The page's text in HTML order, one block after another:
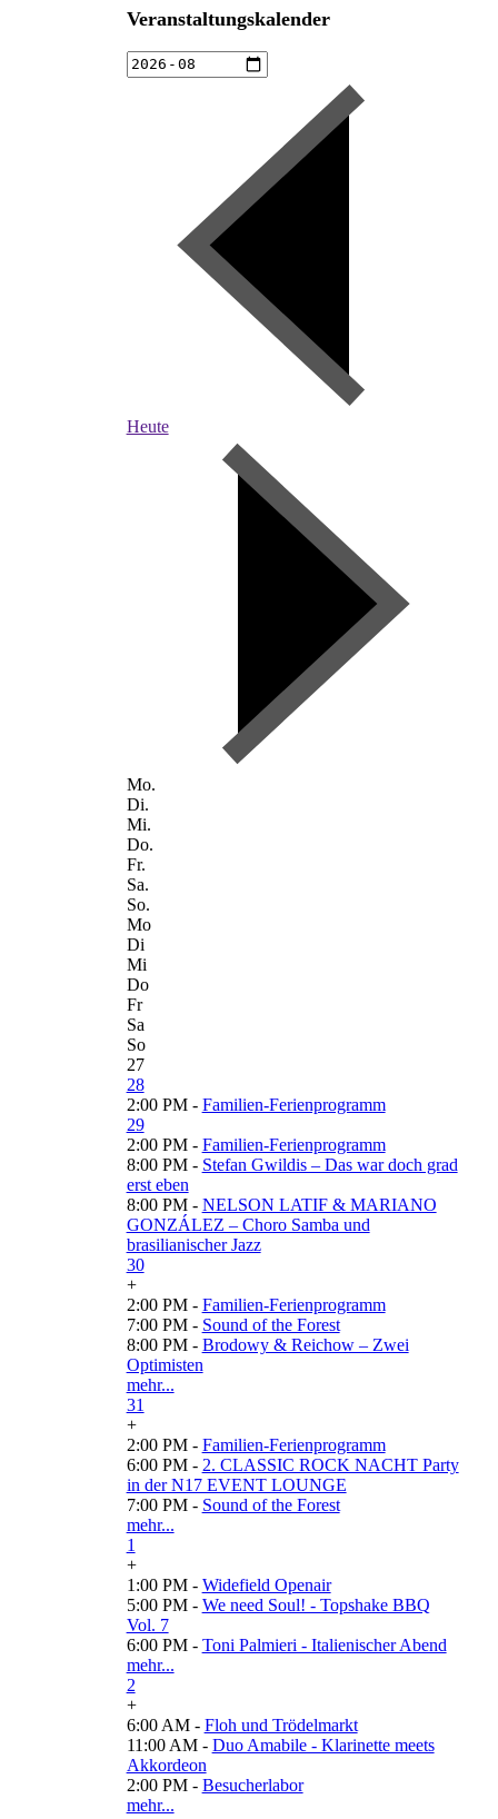
Veranstaltungskalender
Heute
Mo.
Di.
Mi.
Do.
Fr.
Sa.
So.
Mo
Di
Mi
Do
Fr
Sa
So
27
28
2:00 PM - Familien-Ferienprogramm
29
2:00 PM - Familien-Ferienprogramm
8:00 PM - Stefan Gwildis – Das war doch grad
erst eben
8:00 PM - NELSON LATIF & MARIANO
GONZÁLEZ – Choro Samba und
brasilianischer Jazz
30
+
2:00 PM - Familien-Ferienprogramm
7:00 PM - Sound of the Forest
8:00 PM - Brodowy & Reichow – Zwei
Optimisten
mehr...
31
+
2:00 PM - Familien-Ferienprogramm
6:00 PM - 2. CLASSIC ROCK NACHT Party
in der N17 EVENT LOUNGE
7:00 PM - Sound of the Forest
mehr...
1
+
1:00 PM - Widefield Openair
5:00 PM - We need Soul! - Topshake BBQ
Vol. 7
6:00 PM - Toni Palmieri - Italienischer Abend
mehr...
2
+
6:00 AM - Floh und Trödelmarkt
11:00 AM - Duo Amabile - Klarinette meets
Akkordeon
2:00 PM - Besucherlabor
mehr...